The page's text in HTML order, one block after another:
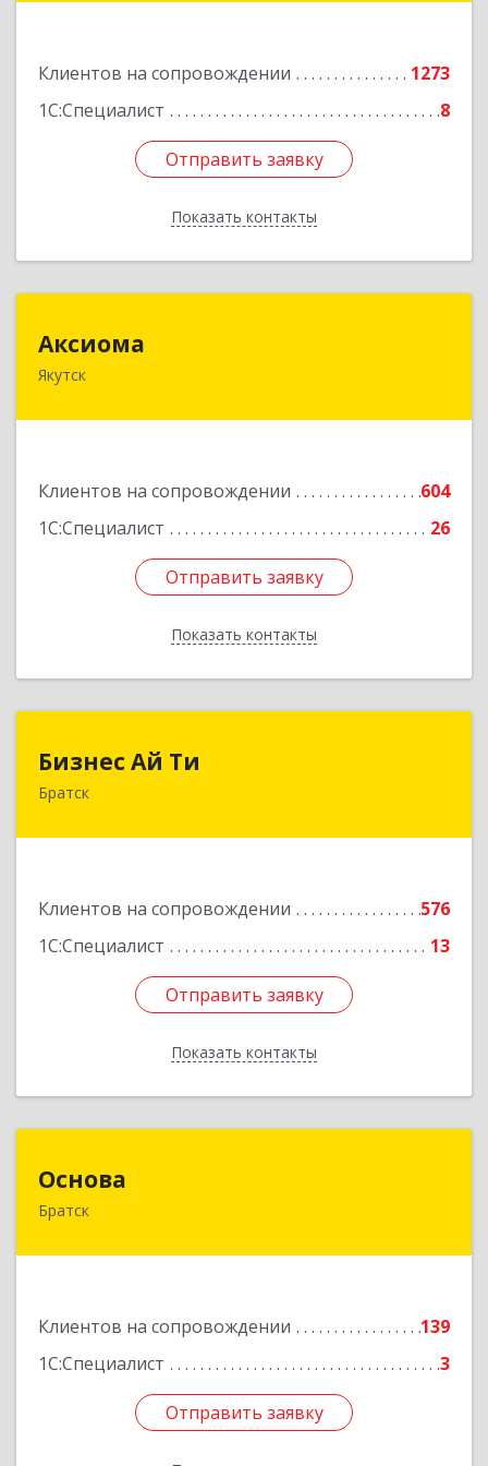
Клиентов на сопровождении
1273
1С:Специалист
8
Отправить заявку
Показать контакты
Отправить заявку
Назад
Аксиома
Якутск
Клиентов на сопровождении
604
1С:Специалист
26
Отправить заявку
Показать контакты
677000, Саха /Якутия/ Респ, Якутск г, Чиряева
Отправить заявку
Назад
Бизнес Ай Ти
Братск
Клиентов на сопровождении
576
1С:Специалист
13
Отправить заявку
Показать контакты
665717, Иркутская обл, Братск г, Центральный
Отправить заявку
Назад
Основа
Братск
Клиентов на сопровождении
139
1С:Специалист
3
Отправить заявку
Отправить заявку